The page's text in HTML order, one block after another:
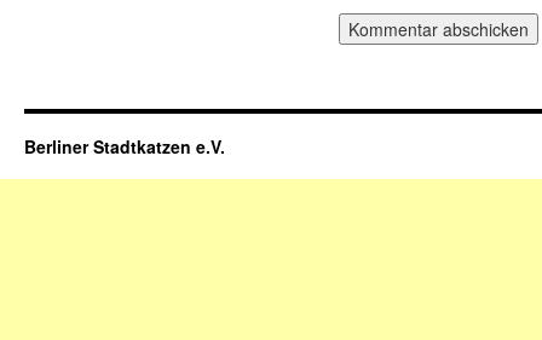
Berliner Stadtkatzen e.V.